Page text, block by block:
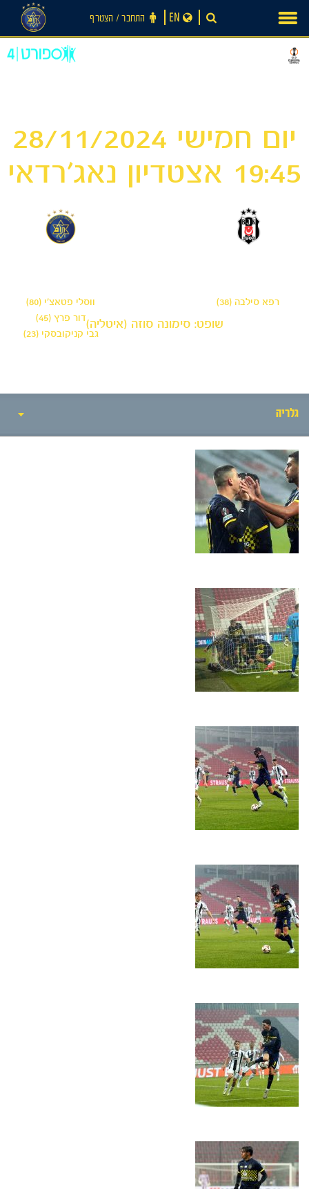
חדשות
content
התחבר ‪/‬ הצטרף EN
יום חמישי 28/11/2024
19:45 אצטדיון נאג׳רדאי
ווסלי פטאצ'י (80)
דור פרץ (45)
גבי קניקובסקי (23)
רפא סילבה (38)
שופט: סימונה סוזה (איטליה)
גלריה
אירועי המשחק
סיקור המשחק
הרכבים
גלריה